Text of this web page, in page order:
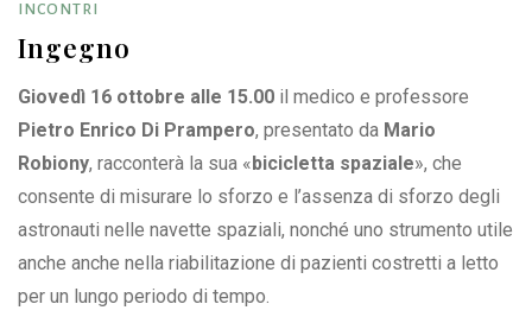
INCONTRI
Ingegno
Giovedì 16 ottobre alle 15.00 il medico e professore
Pietro Enrico Di Prampero, presentato da Mario
Robiony, racconterà la sua «bicicletta spaziale», che
consente di misurare lo sforzo e l’assenza di sforzo degli
astronauti nelle navette spaziali, nonché uno strumento utile
anche anche nella riabilitazione di pazienti costretti a letto
per un lungo periodo di tempo.